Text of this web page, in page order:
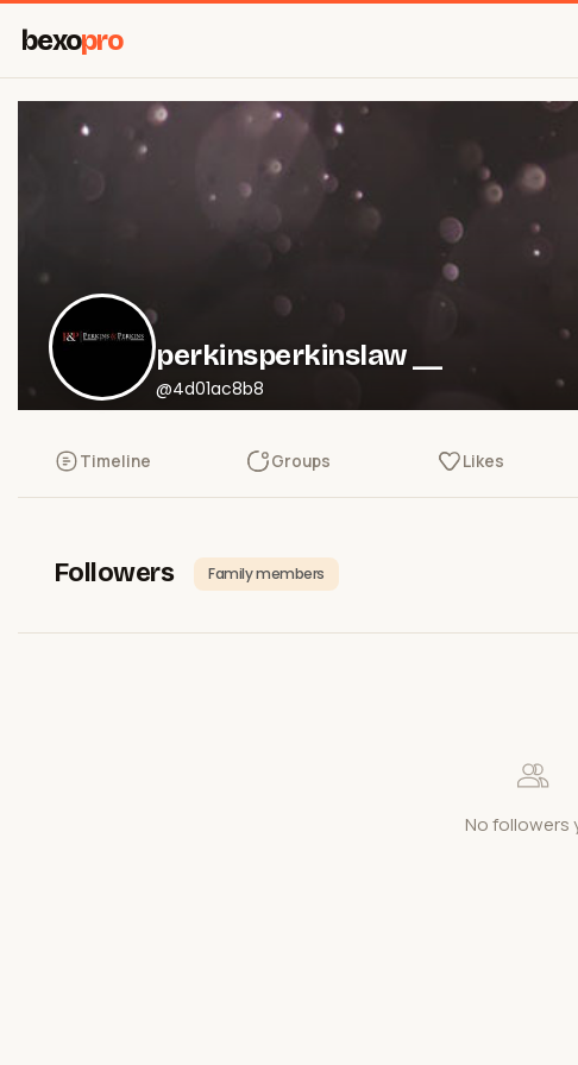
bexopro
perkinsperkinslaw __
@4d01ac8b8
Timeline Groups Likes
Followers Family members
No followers